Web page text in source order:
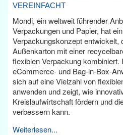
VEREINFACHT
Mondi, ein weltweit führender
Verpackungen und Papier, hat
Verpackungskonzept entwickelt,
Außenkarton mit einer
flexiblen Verpackung
eCommerce- und Bag-in-Box-
sich auf eine Vielzahl von
anwenden und zeigt, wie
Kreislaufwirtschaft fördern und
verbessern kann.
Weiterlesen...